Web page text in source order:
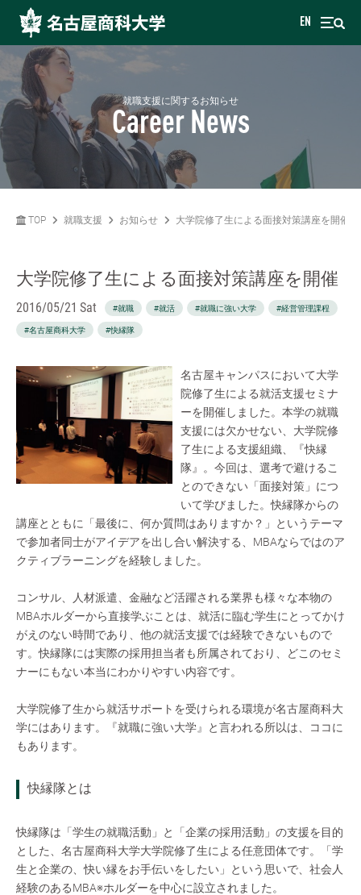
EN
就職支援に関するお知らせ
Career News
TOP 就職支援 お知らせ 大学院修了生による面接対策講座を開催
大学院修了生による面接対策講座を開催
2016/05/21 Sat #就職 #就活 #就職に強い大学 #経営管理課程
#名古屋商科大学 #快縁隊
名古屋キャンパスにおいて大学
院修了生による就活支援セミナ
ーを開催しました。本学の就職
支援には欠かせない、大学院修
了生による支援組織、『快縁
隊』。今回は、選考で避けるこ
とのできない「面接対策」につ
いて学びました。快縁隊からの
講座とともに「最後に、何か質問はありますか？」というテーマ
で参加者同士がアイデアを出し合い解決する、MBAならではのア
クティブラーニングを経験しました。
コンサル、人材派遣、金融など活躍される業界も様々な本物の
MBAホルダーから直接学ぶことは、就活に臨む学生にとってかけ
がえのない時間であり、他の就活支援では経験できないもので
す。快縁隊には実際の採用担当者も所属されており、どこのセミ
ナーにもない本当にわかりやすい内容です。
大学院修了生から就活サポートを受けられる環境が名古屋商科大
学にはあります。『就職に強い大学』と言われる所以は、ココに
もあります。
快縁隊とは
快縁隊は「学生の就職活動」と「企業の採用活動」の支援を目的
とした、名古屋商科大学大学院修了生による任意団体です。「学
生と企業の、快い縁をお手伝いをしたい」という思いで、社会人
経験のあるMBA※ホルダーを中心に設立されました。